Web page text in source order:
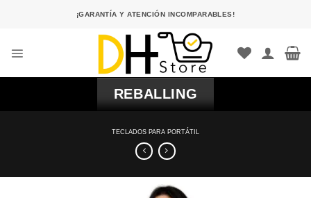
¡GARANTÍA Y ATENCIÓN INCOMPARABLES!
REBALLING
TECLADOS PARA PORTÁTIL